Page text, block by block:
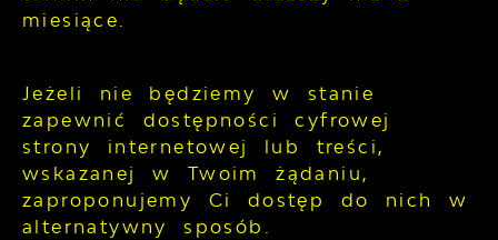
miesiące.
Jeżeli nie będziemy w stanie
zapewnić dostępności cyfrowej
strony internetowej lub treści,
wskazanej w Twoim żądaniu,
zaproponujemy Ci dostęp do nich w
alternatywny sposób.